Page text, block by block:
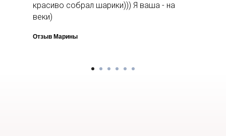
красиво собрал шарики))) Я ваша - на
веки)
Отзыв Марины